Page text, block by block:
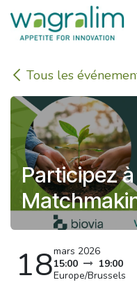
Se rendre au contenu
Tous les
Participez
18mars 2026
15:00
19:00
Europe/Brussels